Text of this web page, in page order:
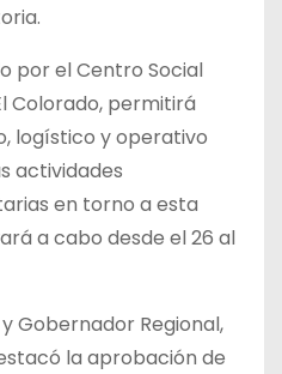
por el Centro Social
Colorado, permitirá
logístico y operativo
actividades
en torno a esta
a cabo desde el 26 al
Gobernador Regional,
la aprobación de